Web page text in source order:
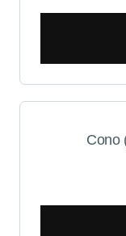
Cono